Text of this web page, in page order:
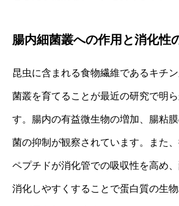
腸内細菌叢への作用と消化性
昆虫に含まれる食物繊維であるキチ
菌叢を育てることが最近の研究で明
す。腸内の有益微生物の増加、腸粘
菌の抑制が観察されています。また
ペプチドが消化管での吸収性を高め
消化しやすくすることで蛋白質の生